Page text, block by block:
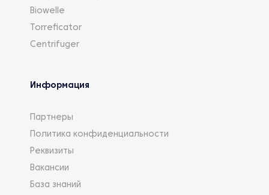
Biowelle
Torreficator
Centrifuger
Информация
Партнеры
Политика конфиденциальности
Реквизиты
Вакансии
База знаний